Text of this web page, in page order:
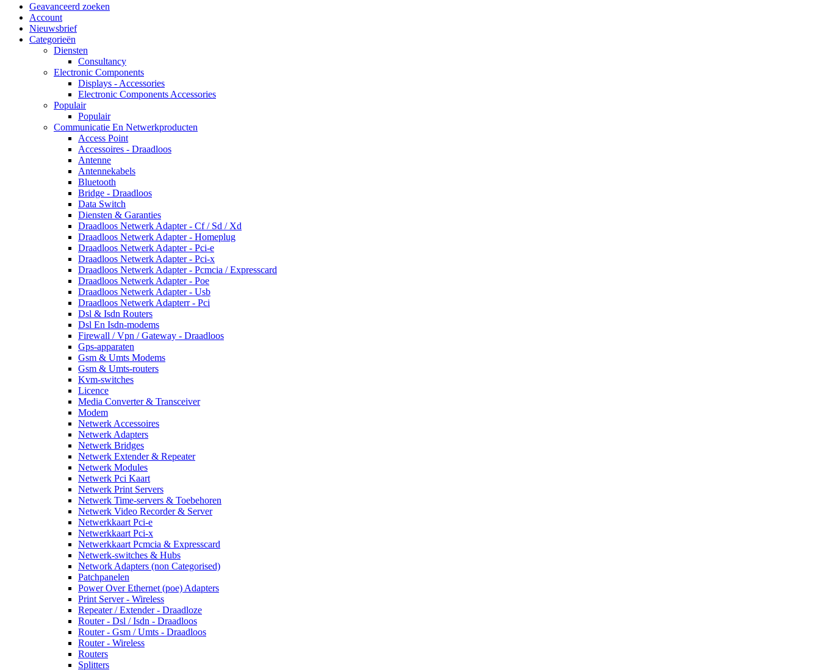
Geavanceerd zoeken
Account
Nieuwsbrief
Categorieën
Diensten
Consultancy
Electronic Components
Displays - Accessories
Electronic Components Accessories
Populair
Populair
Communicatie En Netwerkproducten
Access Point
Accessoires - Draadloos
Antenne
Antennekabels
Bluetooth
Bridge - Draadloos
Data Switch
Diensten & Garanties
Draadloos Netwerk Adapter - Cf / Sd / Xd
Draadloos Netwerk Adapter - Homeplug
Draadloos Netwerk Adapter - Pci-e
Draadloos Netwerk Adapter - Pci-x
Draadloos Netwerk Adapter - Pcmcia / Expresscard
Draadloos Netwerk Adapter - Poe
Draadloos Netwerk Adapter - Usb
Draadloos Netwerk Adapterr - Pci
Dsl & Isdn Routers
Dsl En Isdn-modems
Firewall / Vpn / Gateway - Draadloos
Gps-apparaten
Gsm & Umts Modems
Gsm & Umts-routers
Kvm-switches
Licence
Media Converter & Transceiver
Modem
Netwerk Accessoires
Netwerk Adapters
Netwerk Bridges
Netwerk Extender & Repeater
Netwerk Modules
Netwerk Pci Kaart
Netwerk Print Servers
Netwerk Time-servers & Toebehoren
Netwerk Video Recorder & Server
Netwerkkaart Pci-e
Netwerkkaart Pci-x
Netwerkkaart Pcmcia & Expresscard
Netwerk-switches & Hubs
Network Adapters (non Categorised)
Patchpanelen
Power Over Ethernet (poe) Adapters
Print Server - Wireless
Repeater / Extender - Draadloze
Router - Dsl / Isdn - Draadloos
Router - Gsm / Umts - Draadloos
Router - Wireless
Routers
Splitters